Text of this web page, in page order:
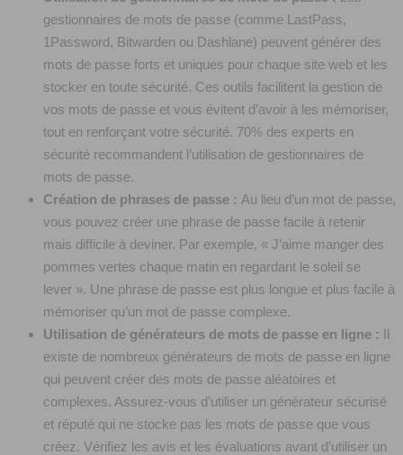
gestionnaires de mots de passe (comme LastPass,
1Password, Bitwarden ou Dashlane) peuvent générer des
mots de passe forts et uniques pour chaque site web et les
stocker en toute sécurité. Ces outils facilitent la gestion de
vos mots de passe et vous évitent d’avoir à les mémoriser,
tout en renforçant votre sécurité. 70% des experts en
sécurité recommandent l’utilisation de gestionnaires de
mots de passe.
Création de phrases de passe : Au lieu d’un mot de passe,
vous pouvez créer une phrase de passe facile à retenir
mais difficile à deviner. Par exemple, « J’aime manger des
pommes vertes chaque matin en regardant le soleil se
lever ». Une phrase de passe est plus longue et plus facile à
mémoriser qu’un mot de passe complexe.
Utilisation de générateurs de mots de passe en ligne : Il
existe de nombreux générateurs de mots de passe en ligne
qui peuvent créer des mots de passe aléatoires et
complexes. Assurez-vous d’utiliser un générateur sécurisé
et réputé qui ne stocke pas les mots de passe que vous
créez. Vérifiez les avis et les évaluations avant d’utiliser un